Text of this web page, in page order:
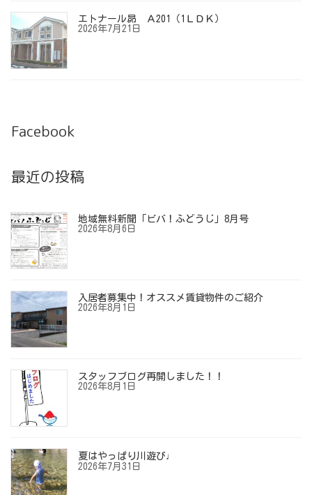
エトナール昴 Ａ201（1ＬＤＫ）
2026年7月21日
Facebook
最近の投稿
地域無料新聞「ビバ！ふどうじ」8月号
2026年8月6日
入居者募集中！オススメ賃貸物件のご紹介
2026年8月1日
スタッフブログ再開しました！！
2026年8月1日
夏はやっぱり川遊び♩
2026年7月31日